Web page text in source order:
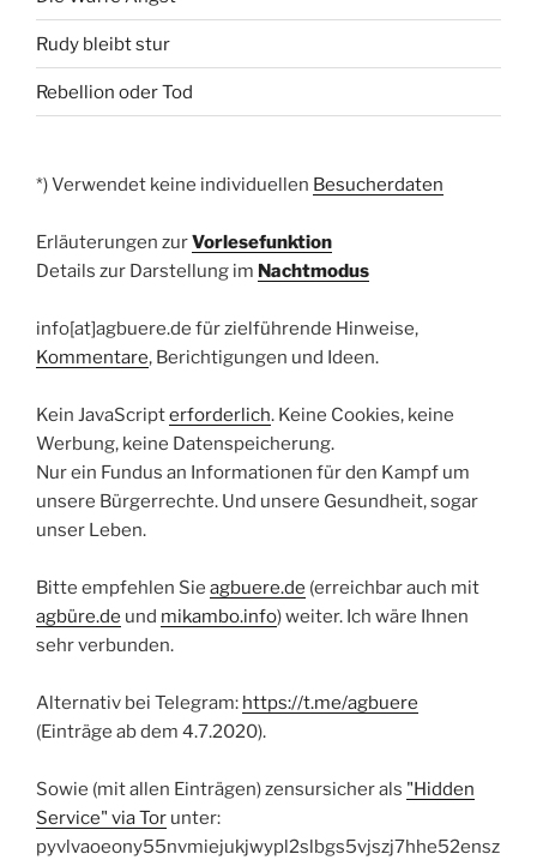
Rudy bleibt stur
Rebellion oder Tod
*) Verwendet keine individuellen Besucherdaten
Erläuterungen zurVorlesefunktion
Details zur Darstellung im Nachtmodus
info[at]agbuere.de für zielführende Hinweise,
Kommentare, Berichtigungen und Ideen.
Kein JavaScripterforderlich. Keine Cookies, keine
Werbung, keine Datenspeicherung.
Nur ein Fundus an Informationen für den Kampf um
unsere Bürgerrechte. Und unsere Gesundheit, sogar
unser Leben.
Bitte empfehlen Sie agbuere.de (erreichbar auch mit
agbüre.de und mikambo.info) weiter. Ich wäre Ihnen
sehr verbunden.
Alternativ bei Telegram: https://t.me/agbuere
(Einträge ab dem 4.7.2020).
Sowie (mit allen Einträgen) zensursicher als "Hidden
Service" via Tor unter:
pyvlvaoeony55nvmiejukjwypl2slbgs5vjszj7hhe52ensz